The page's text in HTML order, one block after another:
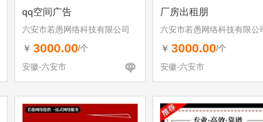
qq空间广告
六安市若愚网络科技有限公司
￥ 3000.00/个
安徽-六安市
厂房出租朋
六安市若愚网络科技有限公
￥ 3000.00/个
安徽-六安市